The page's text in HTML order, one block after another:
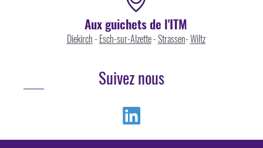
Aux guichets de l'ITM
Diekirch- Esch-sur-Alzette-Strassen-Wiltz
Suivez nous